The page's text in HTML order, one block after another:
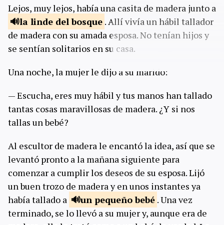
Lejos, muy lejos, había una casita de madera junto a
la linde delbosque . Allí vivía un hábil tallador
de madera con su amada esposa. No tenían hijos y
se sentían solitarios en su casa.
Una noche, la mujer le dijo a su marido:
— Escucha, eres muy hábil y tus manos han tallado
tantas cosas maravillosas de madera. ¿Y si nos
tallas un bebé?
Al escultor de madera le encantó la idea, así que se
levantó pronto a la mañana siguiente para
comenzar a cumplir los deseos de su esposa. Lijó
un buen trozo de madera y en unos instantes ya
había tallado a
un pequeñobebé . Una vez
terminado, se lo llevó a su mujer y, aunque era de